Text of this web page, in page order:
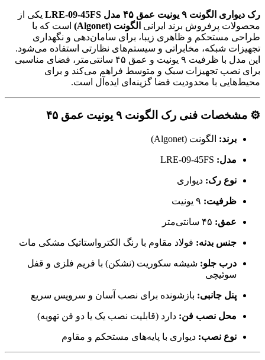
رک دیواری الگونت ۹ یونیت عمق ۴۵ مدل LRE-09-45FS
یکی از
محصولات پرفروش برند ایرانی الگونت (Algonet)
است که با
طراحی مستحکم و ظاهری زیبا، برای سامان‌دهی و نگهداری
تجهیزات شبکه، مخابراتی و سیستم‌های نظارتی استفاده می‌شود.
این مدل با ظرفیت ۹ یونیت و عمق ۴۵ سانتی‌متر، فضای مناسبی
برای نصب تجهیزات سبک و متوسط فراهم می‌کند و برای
محیط‌هایی با محدودیت فضا گزینه‌ای ایده‌آل است.
⚙️ مشخصات فنی رک الگونت ۹ یونیت عمق ۴۵
برند: الگونت (Algonet)
مدل:
نوع رک: دیواری
ظرفیت:
عمق:
جنس بدنه: فولاد مقاوم با رنگ الکترواستاتیک مشکی مات
درب جلو: شیشه سکوریت (نشکن) با فریم فلزی و قفل
سوئیچی
پنل جانبی: بازشونده برای نصب آسان و سرویس سریع
محل نصب فن: دارد (قابلیت نصب یک یا دو فن تهویه)
نوع نصب: دیواری با پایه‌های مستحکم و مقاوم